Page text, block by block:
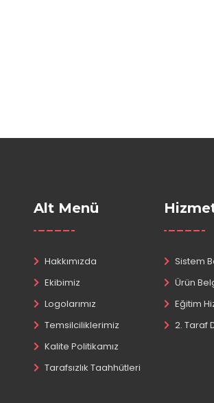
Alt Menü
Hakkımızda
Ekibimiz
Logolarımız
Temsilciliklerimiz
Kalite Politikamız
Tarafsızlık Taahhütleri
Sistem
Ürün
Eğitim
2. Taraf